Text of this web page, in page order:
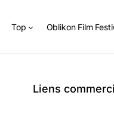
Top Oblikon Film
Liens